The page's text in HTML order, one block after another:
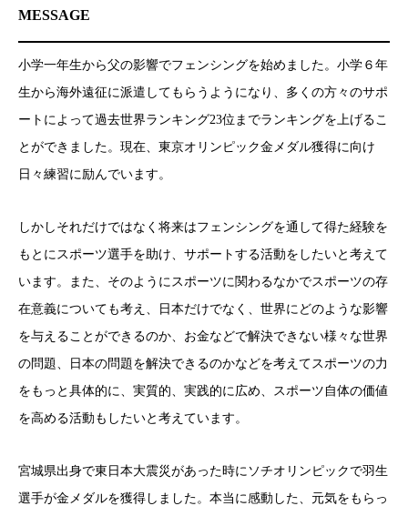
MESSAGE
小学一年生から父の影響でフェンシングを始めました。小学６年
生から海外遠征に派遣してもらうようになり、多くの方々のサポ
ートによって過去世界ランキング23位までランキングを上げるこ
とができました。現在、東京オリンピック金メダル獲得に向け
日々練習に励んでいます。
しかしそれだけではなく将来はフェンシングを通して得た経験を
もとにスポーツ選手を助け、サポートする活動をしたいと考えて
います。また、そのようにスポーツに関わるなかでスポーツの存
在意義についても考え、日本だけでなく、世界にどのような影響
を与えることができるのか、お金などで解決できない様々な世界
の問題、日本の問題を解決できるのかなどを考えてスポーツの力
をもっと具体的に、実質的、実践的に広め、スポーツ自体の価値
を高める活動もしたいと考えています。
宮城県出身で東日本大震災があった時にソチオリンピックで羽生
選手が金メダルを獲得しました。本当に感動した、元気をもらっ